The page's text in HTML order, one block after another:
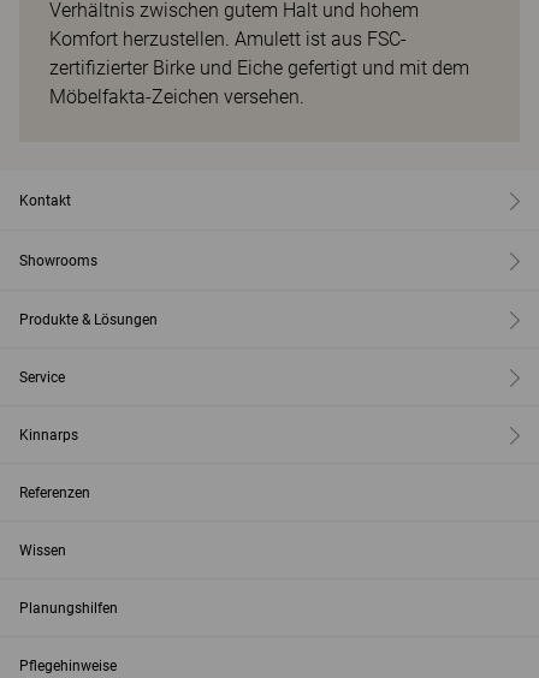
Verhältnis zwischen gutem Halt und hohem
Komfort herzustellen. Amulett ist aus FSC-
zertifizierter Birke und Eiche gefertigt und mit dem
Möbelfakta-Zeichen versehen.
Kontakt
Showrooms
Produkte & Lösungen
Service
Kinnarps
Referenzen
Wissen
Planungshilfen
Pflegehinweise